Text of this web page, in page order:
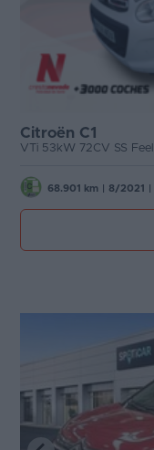
Citroën C1
VTi 53kW 72CV SS Feel
68.901 km 8/2021